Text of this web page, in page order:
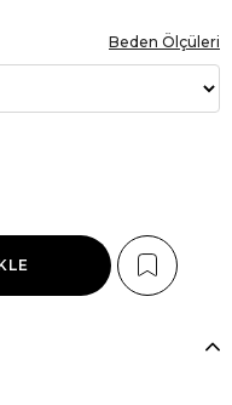
Beden Ölçüleri